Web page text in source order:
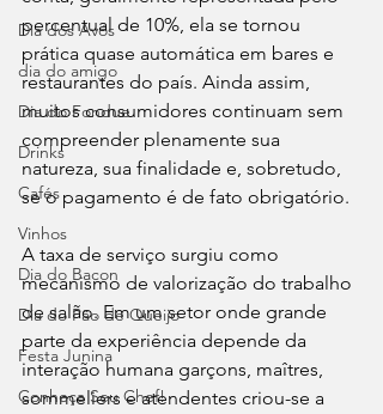
Dia dos Avós
dia do amigo
Dia do Fondue
Drinks
Cafés
Vinhos
Dia do Bacon
Dia do Pão de Queijo
Festa Junina
Conheça Seu Chef!
percentual de 10%, ela se tornou
prática quase automática em bares e
restaurantes do país. Ainda assim,
muitos consumidores continuam sem
compreender plenamente sua
natureza, sua finalidade e, sobretudo,
se o pagamento é de fato obrigatório.
A taxa de serviço surgiu como
mecanismo de valorização do trabalho
de salão. Em um setor onde grande
parte da experiência depende da
interação humana garçons, maîtres,
sommeliers e atendentes criou-se a